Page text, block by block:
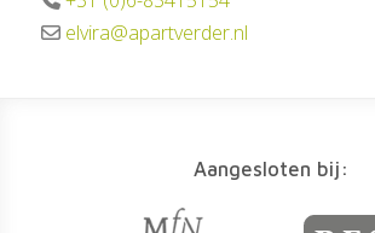
elvira@apartverder.nl
Aangesloten bij: